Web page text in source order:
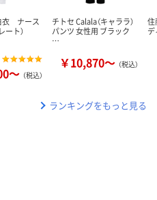
ナース
ート）
～ （税込）
チトセ Calala（キャララ）
パンツ 女性用 ブラック
…
￥10,870～ （税込）
住
ランキングをもっと見る